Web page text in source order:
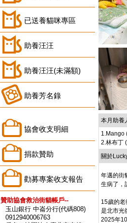
已送養貓咪專區
助養汪汪
助養汪汪(未滿額)
助養芳名錄
協會收支明細
捐款贊助
勸募專案收支報告
贊助協會救治街貓帳戶--
玉山銀行 中崙分行(代碼808)
0912940006763
本月助養
1.Mango
2.林布丁
關於
年邁的街
生病了，
15歲的老
是北市光
2025年